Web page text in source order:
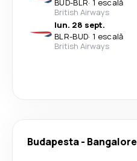
BUD-BLR· 1 escală
British Airways
lun. 28 sept.
BLR-BUD· 1 escală
British Airways
Budapesta- Bangalore